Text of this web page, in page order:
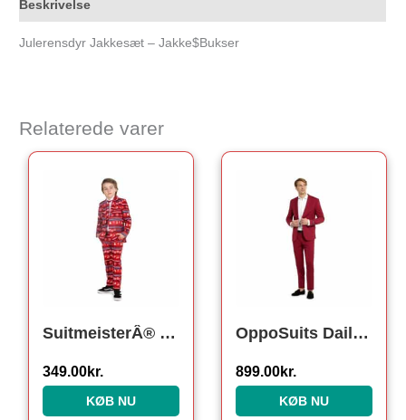
Beskrivelse
Julerensdyr Jakkesæt – Jakke$Bukser
Relaterede varer
SuitmeisterÂ® Nordic Pixel Børnejakkesæt Rød
349.00kr.
KØB NU
OppoSuits DailyÂ® Bold Burgundy Jakkesæt
899.00kr.
KØB NU